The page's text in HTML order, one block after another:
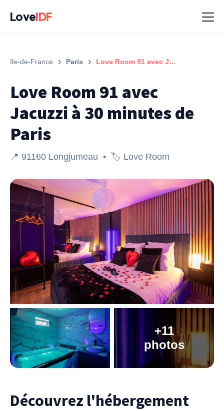
LoveIDF
Ile-de-France › Paris › Love Room 91 avec Jacuzzi à 30 minutes de Paris
Love Room 91 avec
Jacuzzi à 30 minutes de
Paris
📍 91160 Longjumeau • 🏷️ Love Room
+11
photos
Découvrez l'hébergement